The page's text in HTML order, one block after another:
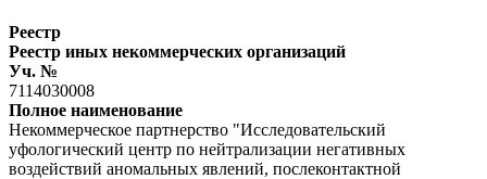
Реестр
Реестр иных некоммерческих организаций
Уч. №
7114030008
Полное наименование
Некоммерческое партнерство "Исследовательский
уфологический центр по нейтрализации негативных
воздействий аномальных явлений, послеконтактной